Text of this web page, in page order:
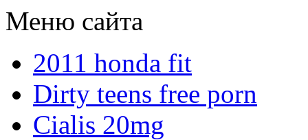
Меню сайта
2011 honda fit
Dirty teens free porn
Cialis 20mg